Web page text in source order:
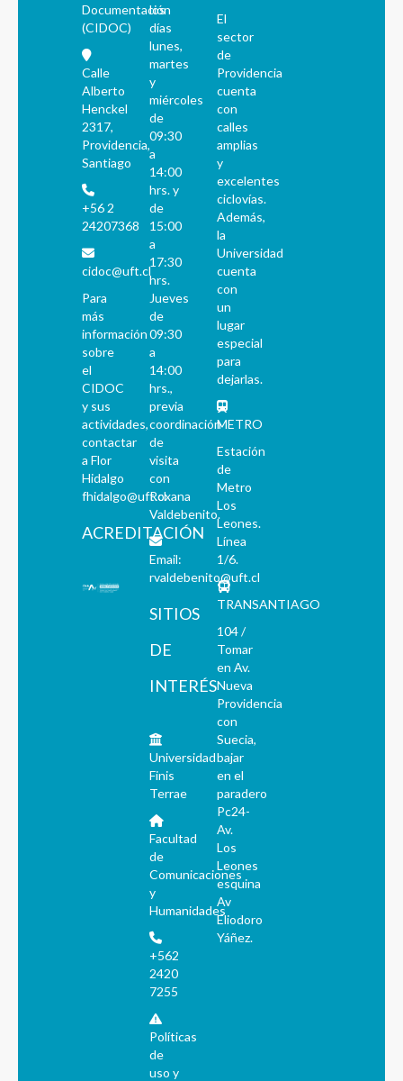
Documentación
(CIDOC)
Calle
Alberto
Henckel
2317,
Providencia,
Santiago
+56 2
24207368
cidoc@uft.cl
Para
más
información
sobre
el
CIDOC
y sus
actividades,
contactar
a Flor
Hidalgo
fhidalgo@uft.cl
ACREDITACIÓN
los
días
lunes,
martes
y
miércoles
de
09:30
a
14:00
hrs. y
de
15:00
a
17:30
hrs.
Jueves
de
09:30
a
14:00
hrs.,
previa
coordinación
de
visita
con
Roxana
Valdebenito.
Email:
rvaldebenito@uft.cl
SITIOS
DE
INTERÉS
Universidad
Finis
Terrae
Facultad
de
Comunicaciones
y
Humanidades
+562
2420
7255
Políticas
de
uso y
El
sector
de
Providencia
cuenta
con
calles
amplias
y
excelentes
ciclovías.
Además,
la
Universidad
cuenta
con
un
lugar
especial
para
dejarlas.
METRO
Estación
de
Metro
Los
Leones.
Línea
1/6.
TRANSANTIAGO
104 /
Tomar
en Av.
Nueva
Providencia
con
Suecia,
bajar
en el
paradero
Pc24-
Av.
Los
Leones
esquina
Av
Eliodoro
Yáñez.